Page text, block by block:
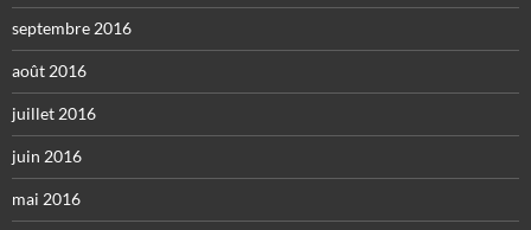
septembre 2016
août 2016
juillet 2016
juin 2016
mai 2016